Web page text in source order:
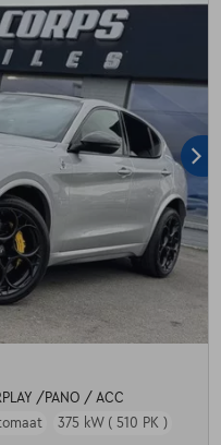
/PANO / ACC
375 kW ( 510 PK )